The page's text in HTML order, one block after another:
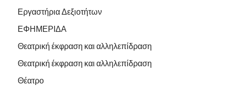
Εργαστήρια Δεξιοτήτων
ΕΦΗΜΕΡΙΔΑ
Θεατρική έκφραση και αλληλεπίδραση
Θεατρική έκφραση και αλληλεπίδραση
Θέατρο